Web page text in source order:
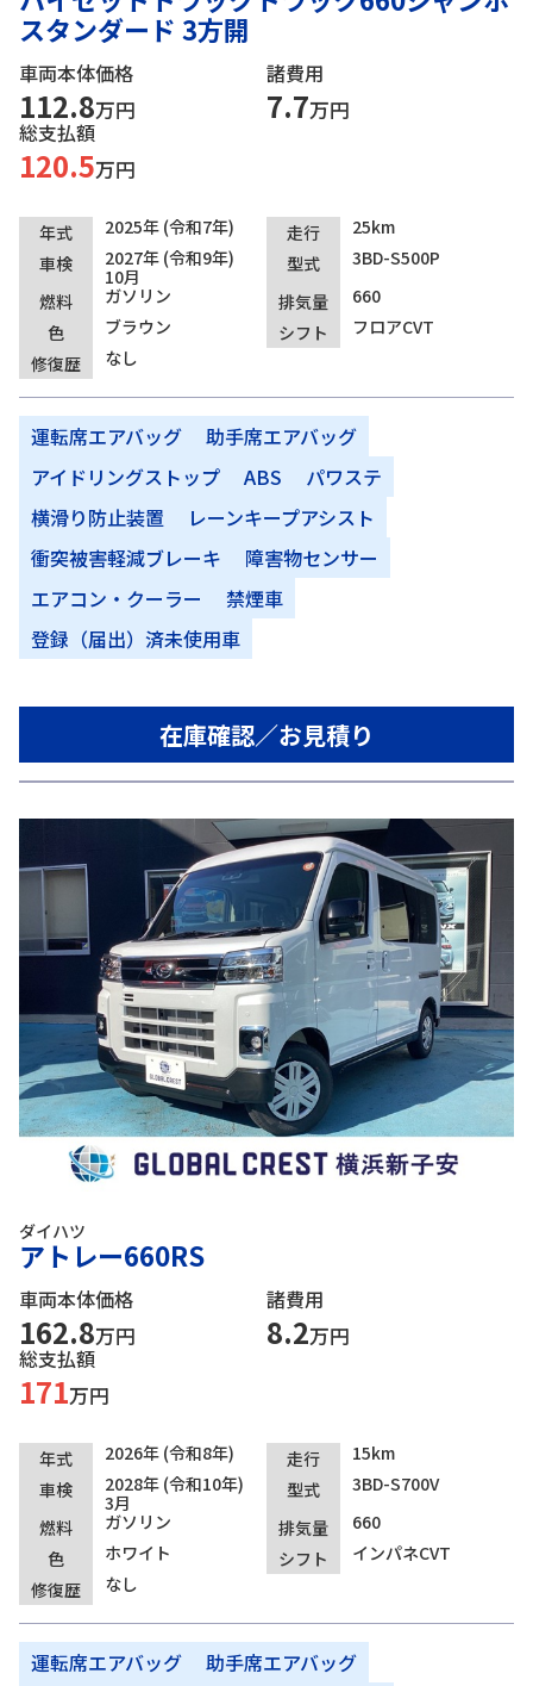
スタンダード 3方開
車両本体価格
112.8万円
諸費用
7.7万円
総支払額
120.5万円
年式 2025年 (令和7年) 走行
25km
車検
2027年 (令和9年)
10月
型式
3BD-S500P
燃料
ガソリン 排気量
660
色
ブラウン シフト
フロアCVT
修復歴
なし
運転席エアバッグ
助手席エアバッグ
アイドリングストップ
ABS
パワステ
横滑り防止装置
レーンキープアシスト
衝突被害軽減ブレーキ
障害物センサー
エアコン・クーラー
禁煙車
登録（届出）済未使用車
在庫確認／お見積り
ダイハツ
アトレー660RS
車両本体価格
162.8万円
諸費用
8.2万円
総支払額
171万円
年式 2026年 (令和8年) 走行
15km
車検
2028年 (令和10年)
3月
型式
3BD-S700V
燃料
ガソリン 排気量
660
色
ホワイト シフト
インパネCVT
修復歴
なし
運転席エアバッグ
助手席エアバッグ